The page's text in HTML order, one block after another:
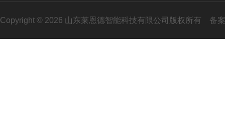
Copyright © 2026 山东莱恩德智能科技有限公司版权所有 备